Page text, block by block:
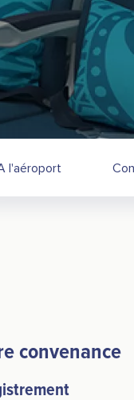
l'aéroport
convenance